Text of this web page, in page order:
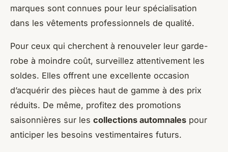
marques sont connues pour leur spécialisation
dans les vêtements professionnels de qualité.
Pour ceux qui cherchent à renouveler leur garde-
robe à moindre coût, surveillez attentivement les
soldes. Elles offrent une excellente occasion
d’acquérir des pièces haut de gamme à des prix
réduits. De même, profitez des promotions
saisonnières sur les collections automnales pour
anticiper les besoins vestimentaires futurs.